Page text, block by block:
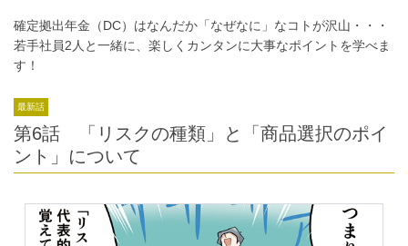
確定拠出年金（DC）はなんだか「なぜなに」なコトが沢山・・・
若手社員2人と一緒に、楽しくカンタンに大事なポイントを学べま
す！
最新話
第6話 「リスクの種類」と「商品選択のポイ
ント」について